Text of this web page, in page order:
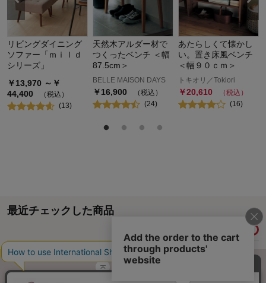
リビングダイニング
ソファー「ｍｉｌｄ
シリーズ」
￥13,970 ～￥
44,400
（税込）
(13)
天然木アルダー材で
つくったベンチ ＜幅
87.5cm＞
BELLE MAISON DAYS
￥16,900
（税込）
(24)
あたらしくて懐かし
い。置き床風ベンチ
＜幅９０ｃｍ＞
トキオリ／Tokiori
￥20,610
（税込）
(16)
最近チェックした商品